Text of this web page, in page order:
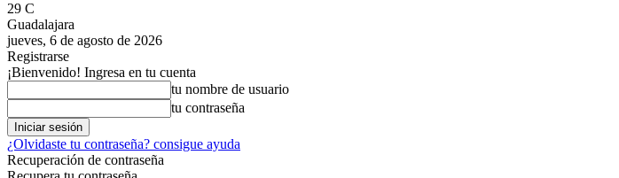
29 C
Guadalajara
jueves, 6 de agosto de 2026
Registrarse
¡Bienvenido! Ingresa en tu cuenta
tu nombre de usuario
tu contraseña
¿Olvidaste tu contraseña? consigue ayuda
Recuperación de contraseña